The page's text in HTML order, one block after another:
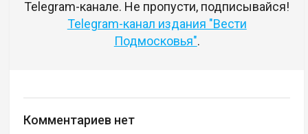
Telegram-канале. Не пропусти, подписывайся!
Telegram-канал издания "Вести
Подмосковья".
Комментариев нет